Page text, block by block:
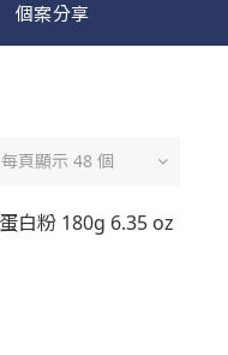
個案分享
每頁顯示 48 個